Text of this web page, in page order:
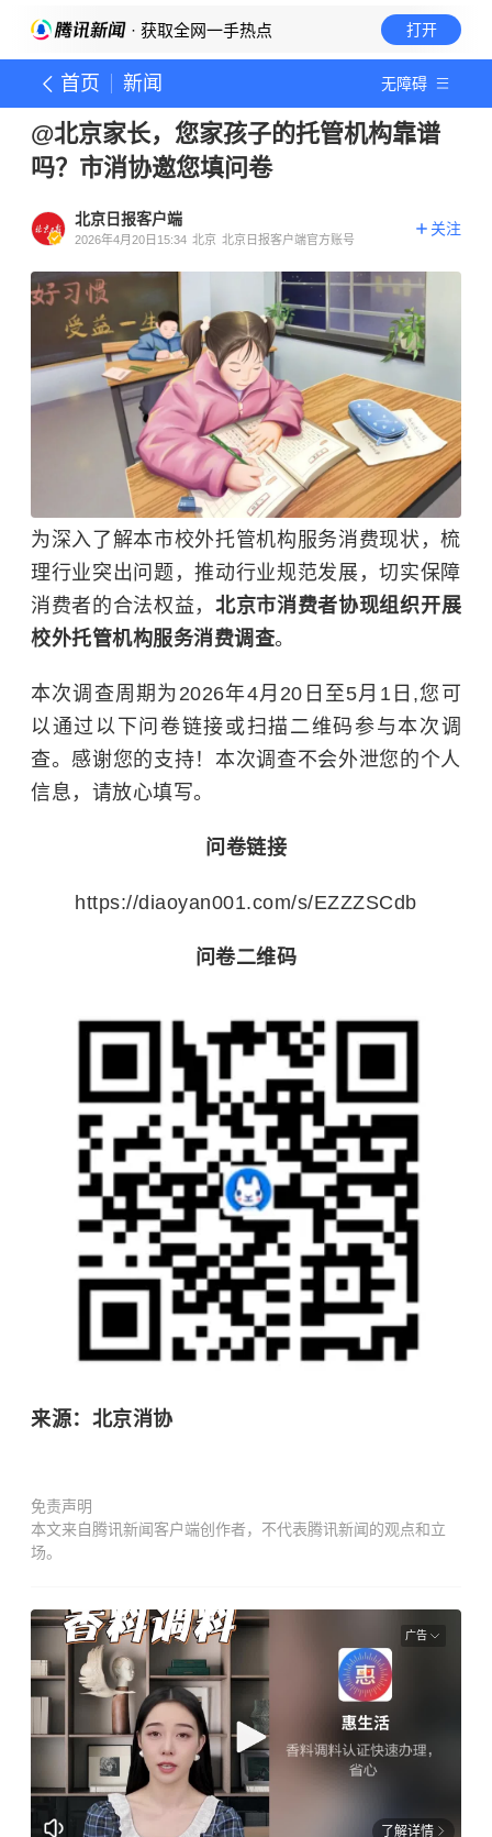
· 获取全网一手热点 打开
首页 新闻 无障碍
@北京家长，您家孩子的托管机构靠谱
吗？市消协邀您填问卷
北京日报客户端
2026年4月20日15:34 北京 北京日报客户端官方账号
关注
为深入了解本市校外托管机构服务消费现状，梳
理行业突出问题，推动行业规范发展，切实保障
消费者的合法权益，北京市消费者协现组织开展
校外托管机构服务消费调查。
本次调查周期为2026年4月20日至5月1日,您可
以通过以下问卷链接或扫描二维码参与本次调
查。感谢您的支持！本次调查不会外泄您的个人
信息，请放心填写。
问卷链接
https://diaoyan001.com/s/EZZZSCdb
问卷二维码
来源：北京消协
免责声明
本文来自腾讯新闻客户端创作者，不代表腾讯新闻的观点和立
场。
广告
了解详情